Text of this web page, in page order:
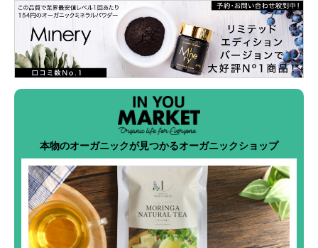
本物のオーガニックが見つかるオーガニックショップ